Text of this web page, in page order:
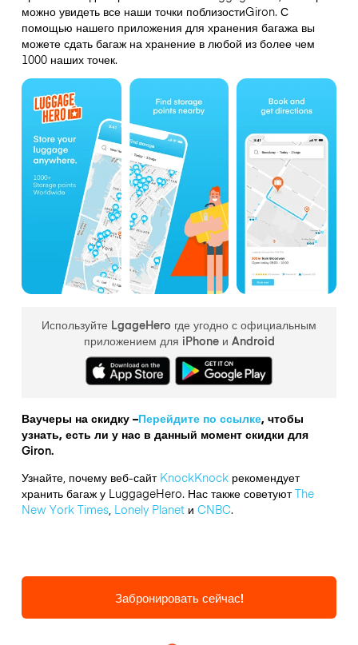
можно увидеть все наши точки поблизостиGiron. С
помощью нашего приложения для хранения багажа вы
можете сдать багаж на хранение в любой из более чем
1000 наших точек.
Используйте LgageHero где угодно с официальным
приложением для iPhone и Android
Ваучеры на скидку –Перейдите по ссылке, чтобы
узнать, есть ли у нас в данный момент скидки для
Giron.
Узнайте, почему веб-сайт KnockKnockрекомендует
хранить багаж у LuggageHero. Нас также советуютThe
New York Times, Lonely Planetи CNBC.
Забронировать сейчас!